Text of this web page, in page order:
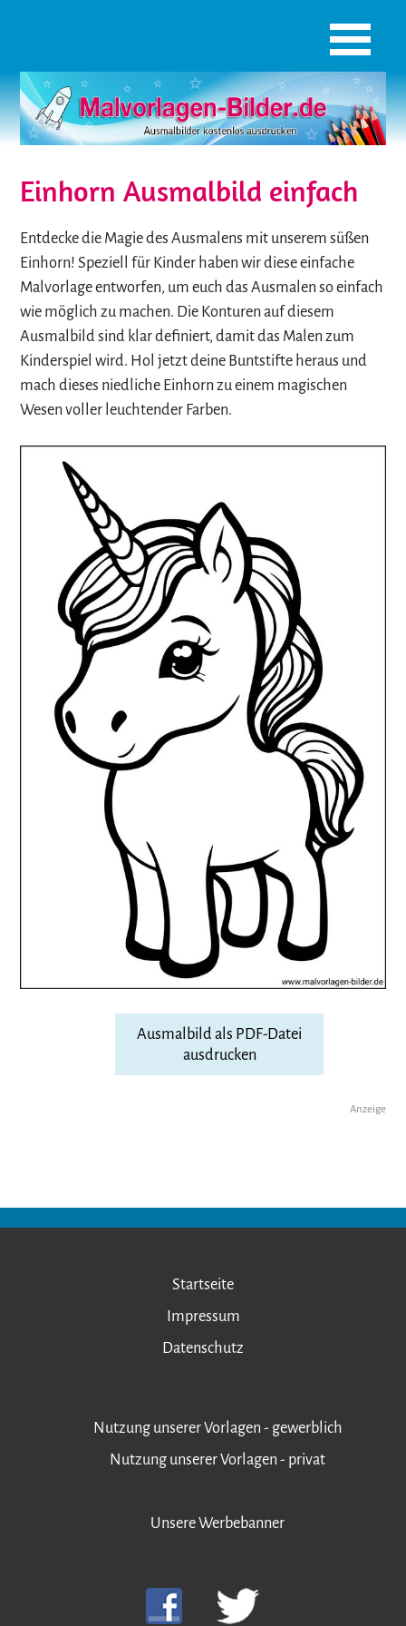
Einhorn Ausmalbild einfach
Entdecke die Magie des Ausmalens mit unserem süßen
Einhorn! Speziell für Kinder haben wir diese einfache
Malvorlage entworfen, um euch das Ausmalen so einfach
wie möglich zu machen. Die Konturen auf diesem
Ausmalbild sind klar definiert, damit das Malen zum
Kinderspiel wird. Hol jetzt deine Buntstifte heraus und
mach dieses niedliche Einhorn zu einem magischen
Wesen voller leuchtender Farben.
Ausmalbild als PDF-Datei
ausdrucken
Anzeige
Startseite
Impressum
Datenschutz
Nutzung unserer Vorlagen - gewerblich
Nutzung unserer Vorlagen - privat
Unsere Werbebanner